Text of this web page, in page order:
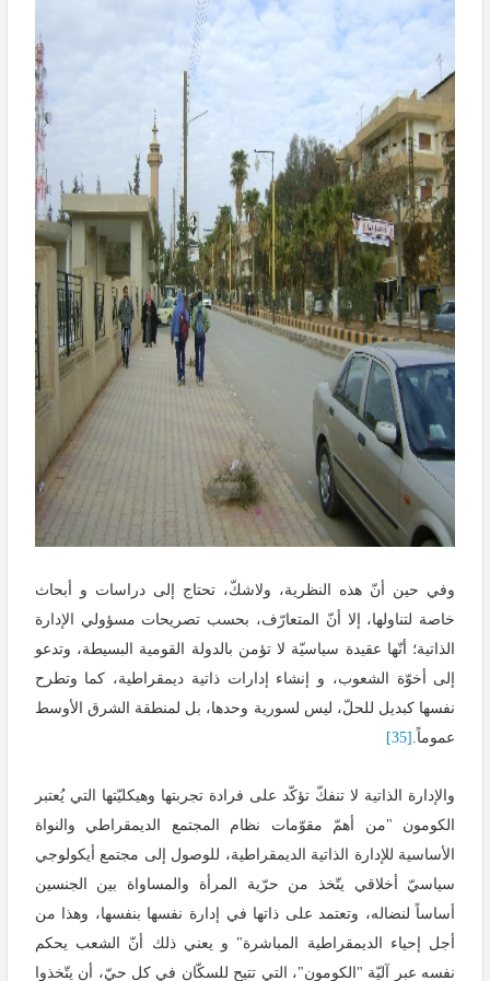
وفي حين أنّ هذه النظرية، ولاشكّ، تحتاج إلى دراسات و أبحاث
خاصة لتناولها، إلا أنّ المتعارّف، بحسب تصريحات مسؤولي الإدارة
الذاتية؛ أنّها عقيدة سياسيّة لا تؤمن بالدولة القومية البسيطة، وتدعو
إلى أخوّة الشعوب، و إنشاء إدارات ذاتية ديمقراطية، كما وتطرح
نفسها كبديل للحلّ، ليس لسورية وحدها، بل لمنطقة الشرق الأوسط
عموماً. [35]
والإدارة الذاتية لا تنفكّ تؤكّد على فرادة تجربتها وهيكليّتها التي يُعتبر
الكومون "من أهمّ مقوّمات نظام المجتمع الديمقراطي والنواة
الأساسية للإدارة الذاتية الديمقراطية، للوصول إلى مجتمع أيكولوجي
سياسيّ أخلاقي يتّخذ من حرّية المرأة والمساواة بين الجنسين
أساساً لنضاله، وتعتمد على ذاتها في إدارة نفسها بنفسها، وهذا من
أجل إحياء الديمقراطية المباشرة" و يعني ذلك أنّ الشعب يحكم
نفسه عبر آليّة "الكومون"، التي تتيح للسكّان في كل حيّ، أن يتّخذوا